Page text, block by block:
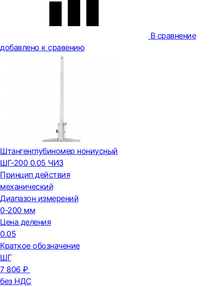
В сравнение
добавлено к сравению
Штангенглубиномер нониусный
ШГ-200 0.05 ЧИЗ
Принцип действия
механический
Диапазон измерений
0-200 мм
Цена деления
0.05
Краткое обозначение
ШГ
7 806 ₽
без НДС